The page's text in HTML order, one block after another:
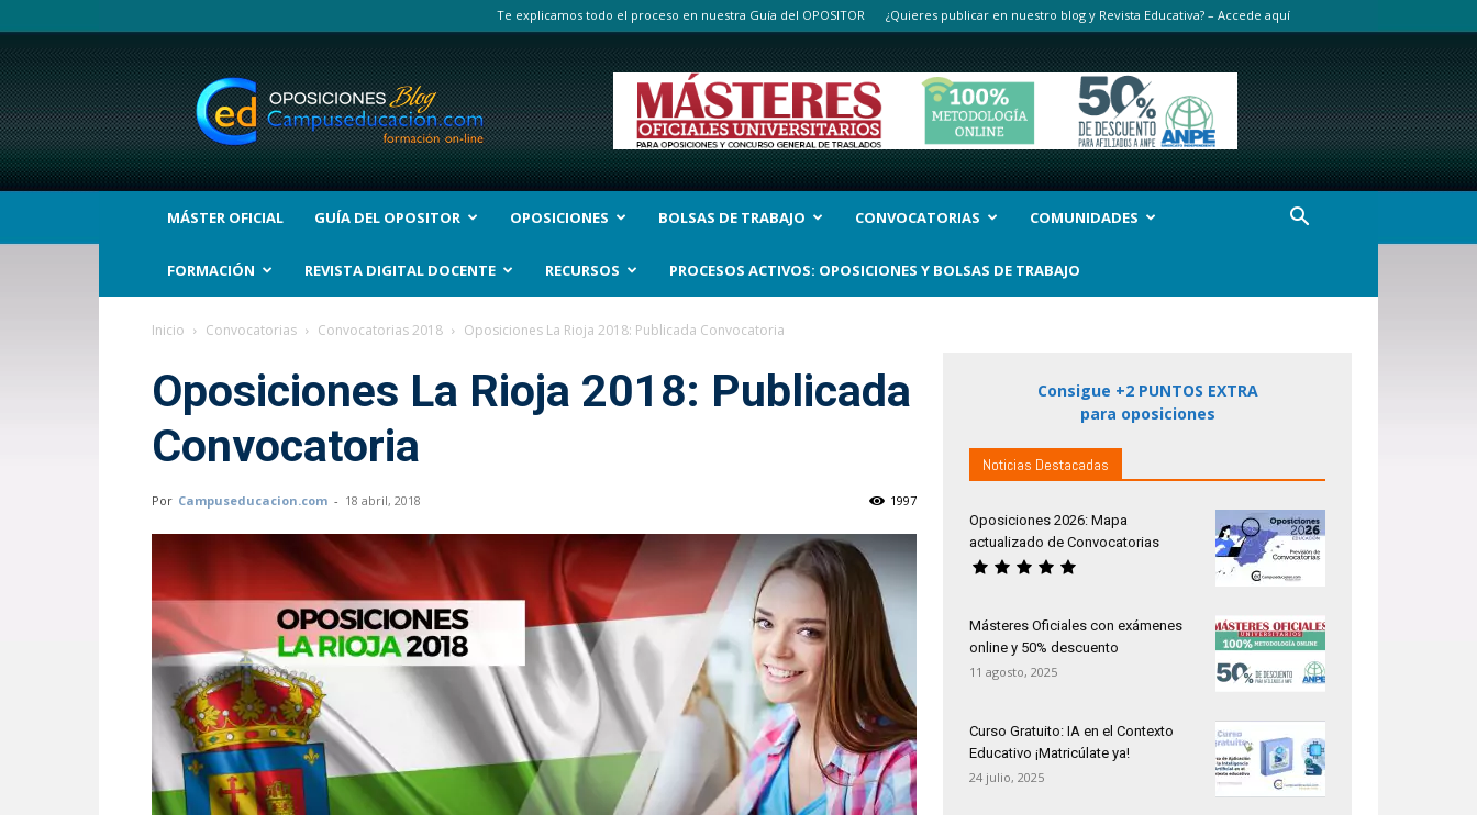
Te explicamos todo el proceso en nuestra Guía del OPOSITOR ¿Quieres publicar en nuestro blog y Revista Educativa? – Accede aquí
BLOG
Noticias
Oposiciones
y
bolsas
Trabajo
Interinos.
MÁSTER OFICIAL GUÍA DEL OPOSITOR OPOSICIONES BOLSAS DE TRABAJO CONVOCATORIAS COMUNIDADES
FORMACIÓN REVISTA DIGITAL DOCENTE RECURSOS PROCESOS ACTIVOS: OPOSICIONES Y BOLSAS DE TRABAJO
Inicio Convocatorias Convocatorias 2018 Oposiciones La Rioja 2018: Publicada Convocatoria
Oposiciones La Rioja 2018: Publicada
Convocatoria
Por Campuseducacion.com - 18 abril, 2018 1997
Consigue +2 PUNTOS EXTRA
para oposiciones
Noticias Destacadas
Oposiciones 2026: Mapa
actualizado de Convocatorias
Másteres Oficiales con exámenes
online y 50% descuento
11 agosto, 2025
Curso Gratuito: IA en el Contexto
Educativo ¡Matricúlate ya!
24 julio, 2025